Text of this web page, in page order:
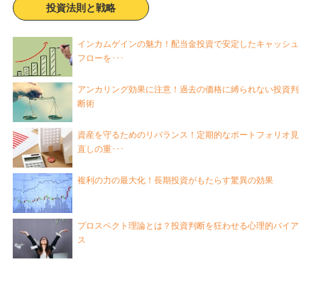
投資法則と戦略
インカムゲインの魅力！配当金投資で安定したキャッシュ
フローを･･･
アンカリング効果に注意！過去の価格に縛られない投資判
断術
資産を守るためのリバランス！定期的なポートフォリオ見
直しの重･･･
複利の力の最大化！長期投資がもたらす驚異の効果
プロスペクト理論とは？投資判断を狂わせる心理的バイア
ス